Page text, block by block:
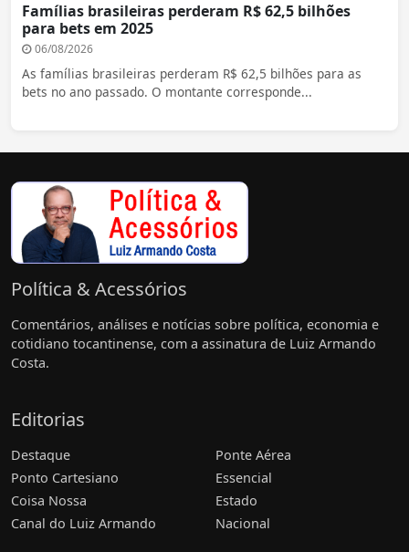
Famílias brasileiras perderam R$ 62,5 bilhões
para bets em 2025
06/08/2026
As famílias brasileiras perderam R$ 62,5 bilhões para as
bets no ano passado. O montante corresponde...
Política & Acessórios
Comentários, análises e notícias sobre política, economia e
cotidiano tocantinense, com a assinatura de Luiz Armando
Costa.
Editorias
Destaque
Ponto Cartesiano
Coisa Nossa
Canal do Luiz Armando
Ponte Aérea
Essencial
Estado
Nacional